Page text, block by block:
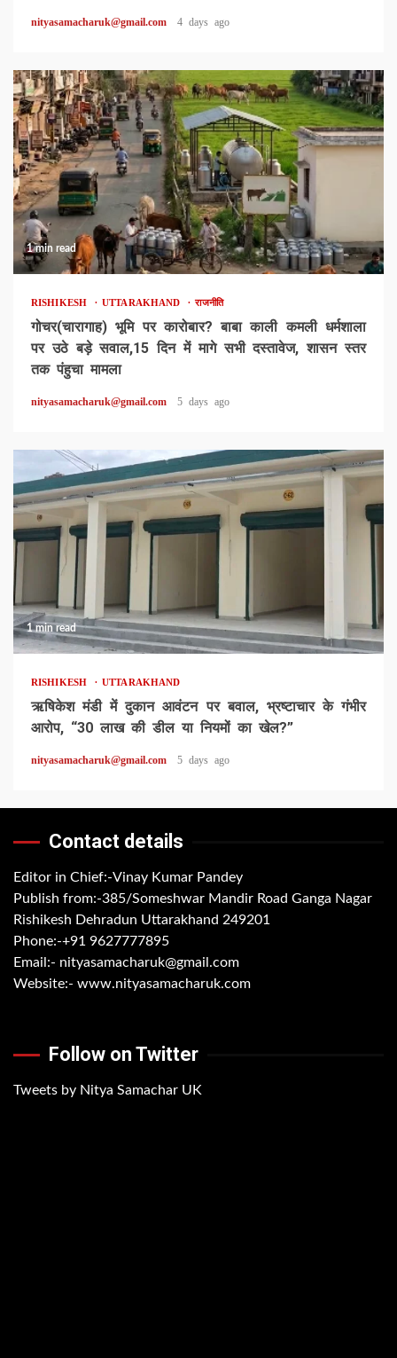
nityasamacharuk@gmail.com 4 days ago
1 min read
RISHIKESH UTTARAKHAND राजनीति
गोचर(चारागाह) भूमि पर कारोबार? बाबा काली कमली धर्मशाला
पर उठे बड़े सवाल,15 दिन में मागे सभी दस्तावेज, शासन स्तर
तक पंहुचा मामला
nityasamacharuk@gmail.com 5 days ago
1 min read
RISHIKESH UTTARAKHAND
ऋषिकेश मंडी में दुकान आवंटन पर बवाल, भ्रष्टाचार के गंभीर
आरोप, “30 लाख की डील या नियमों का खेल?”
nityasamacharuk@gmail.com 5 days ago
Contact details
Editor in Chief:-Vinay Kumar Pandey
Publish from:-385/Someshwar Mandir Road Ganga Nagar
Rishikesh Dehradun Uttarakhand 249201
Phone:-+91 9627777895
Email:- nityasamacharuk@gmail.com
Website:- www.nityasamacharuk.com
Follow on Twitter
Tweets by Nitya Samachar UK